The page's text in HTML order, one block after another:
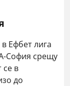
Ефбет лига
София срещу
в
до